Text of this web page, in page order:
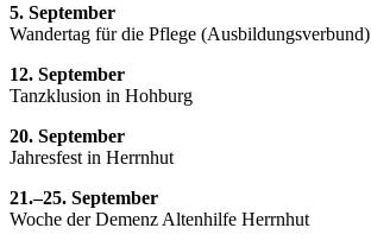
5. September
Wandertag für die Pflege (Ausbildungsverbund)
12. September
Tanzklusion in Hohburg
20. September
Jahresfest in Herrnhut
21.–25. September
Woche der Demenz Altenhilfe Herrnhut